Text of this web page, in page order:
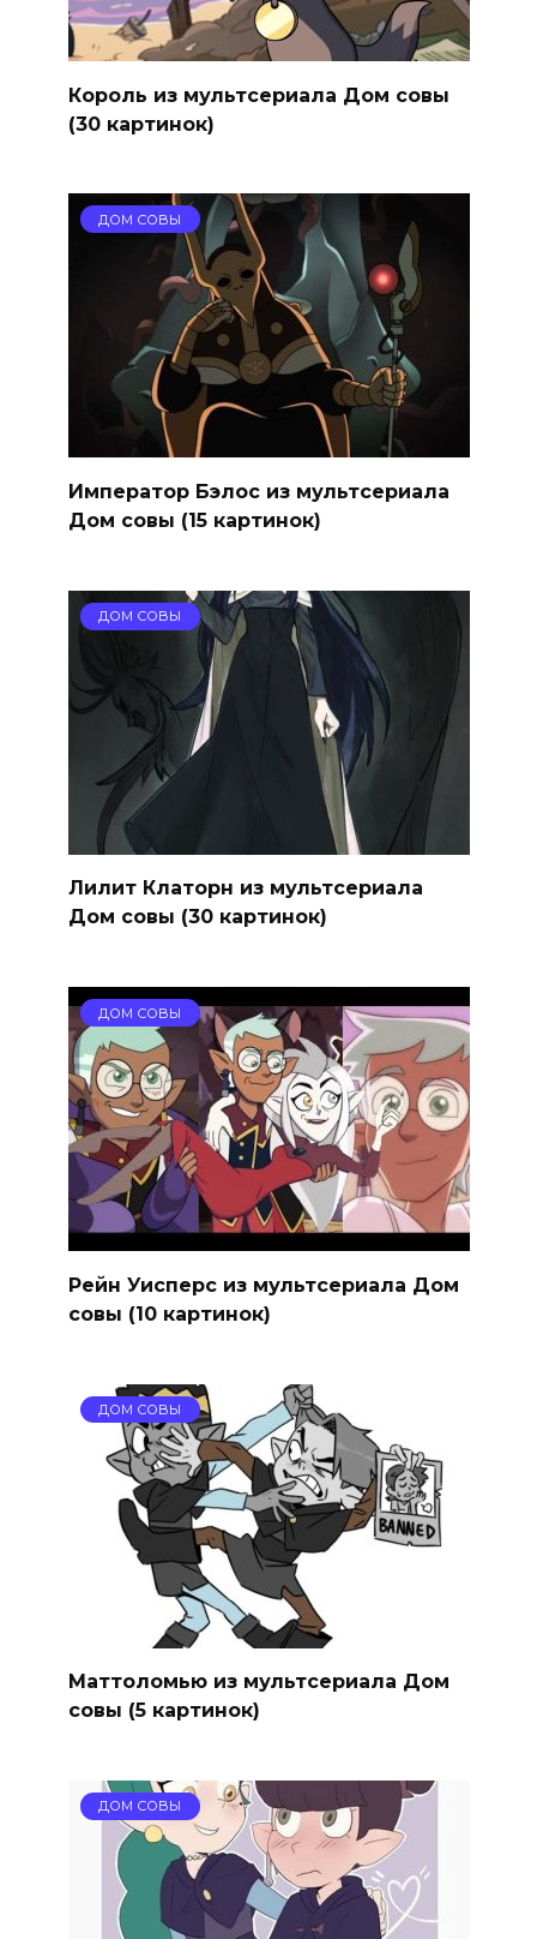
Король из мультсериала Дом совы
(30 картинок)
ДОМ СОВЫ
Император Бэлос из мультсериала
Дом совы (15 картинок)
ДОМ СОВЫ
Лилит Клаторн из мультсериала
Дом совы (30 картинок)
ДОМ СОВЫ
Рейн Уисперс из мультсериала Дом
совы (10 картинок)
ДОМ СОВЫ
Маттоломью из мультсериала Дом
совы (5 картинок)
ДОМ СОВЫ